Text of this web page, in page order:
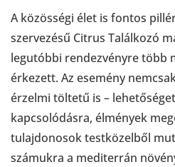
A közösségi élet is fontos
szervezésű Citrus Találkozó
legutóbbi rendezvényre több
érkezett. Az esemény
érzelmi töltetű is –
kapcsolódásra, élmények
tulajdonosok testközelből
számukra a mediterrán